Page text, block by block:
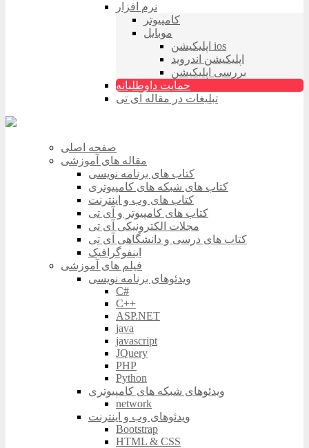
نرم افزار
کامپیوتر
موبایل
اپلیکیشن ios
اپلیکیشن اندروید
بررسی اپلیکیشن
حمایت داوطلبانه
تبلیغات در مقاله آی تی
صفحه اصلی
مقاله های آموزشی
کتاب های برنامه نویسی
کتاب های شبکه های کامپیوتری
کتاب های وب و اینترنت
کتاب های کامپیوتر و آی تی
مجلات الکترونیکی آی تی
کتاب های درسی و دانشگاهی آی تی
اینفوگرافیک
فیلم های آموزشی
ویدئوهای برنامه نویسی
C#
C++
ASP.NET
java
javascript
JQuery
PHP
Python
ویدئوهای شبکه های کامپیوتری
network
ویدئوهای وب و اینترنت
Bootstrap
HTML & CSS